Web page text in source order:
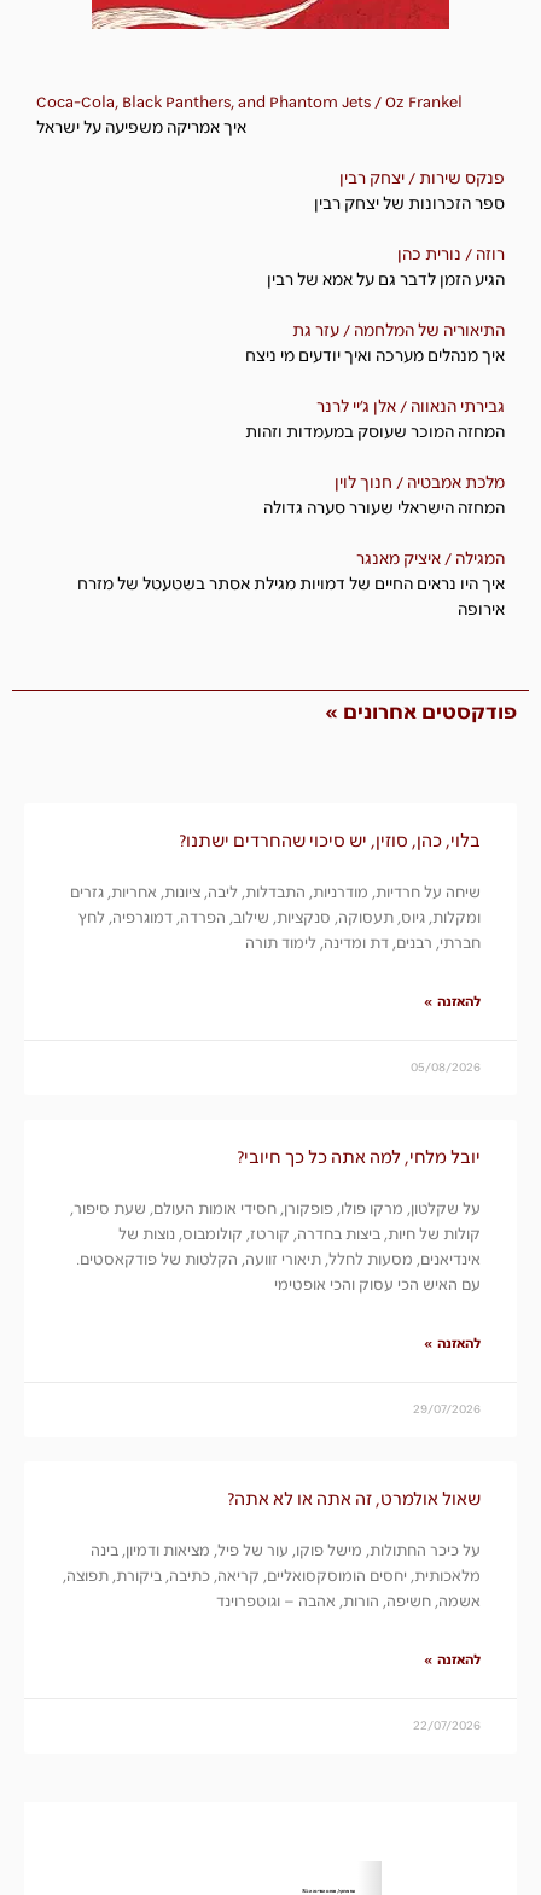
Coca-Cola, Black Panthers, and Phantom Jets / Oz Frankel
איך אמריקה משפיעה על ישראל
פנקס שירות / יצחק רבין
ספר הזכרונות של יצחק רבין
רוזה / נורית כהן
הגיע הזמן לדבר גם על אמא של רבין
התיאוריה של המלחמה / עזר גת
איך מנהלים מערכה ואיך יודעים מי ניצח
גבירתי הנאווה / אלן ג'יי לרנר
המחזה המוכר שעוסק במעמדות וזהות
מלכת אמבטיה / חנוך לוין
המחזה הישראלי שעורר סערה גדולה
המגילה / איציק מאנגר
איך היו נראים החיים של דמויות מגילת אסתר בשטעטל של מזרח
אירופה
פודקסטים אחרונים »
בלוי, כהן, סוזין, יש סיכוי שהחרדים ישתנו?
שיחה על חרדיות, מודרניות, התבדלות, ליבה, ציונות, אחריות, גזרים
ומקלות, גיוס, תעסוקה, סנקציות, שילוב, הפרדה, דמוגרפיה, לחץ
חברתי, רבנים, דת ומדינה, לימוד תורה
להאזנה »
05/08/2026
יובל מלחי, למה אתה כל כך חיובי?
על שקלטון, מרקו פולו, פופקורן, חסידי אומות העולם, שעת סיפור,
קולות של חיות, ביצות בחדרה, קורטז, קולומבוס, נוצות של
אינדיאנים, מסעות לחלל, תיאורי זוועה, הקלטות של פודקאסטים.
עם האיש הכי עסוק והכי אופטימי
להאזנה »
29/07/2026
שאול אולמרט, זה אתה או לא אתה?
על כיכר החתולות, מישל פוקו, עור של פיל, מציאות ודמיון, בינה
מלאכותית, יחסים הומוסקסואליים, קריאה, כתיבה, ביקורת, תפוצה,
אשמה, חשיפה, הורות, אהבה – וגוטפרוינד
להאזנה »
22/07/2026